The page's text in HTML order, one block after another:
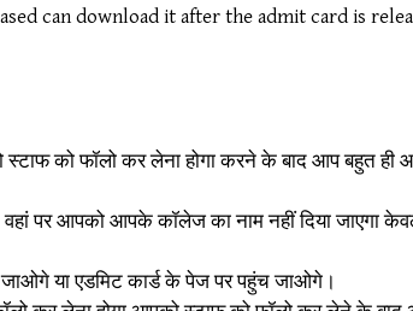
can download it after the admit card is
को फॉलो कर लेना होगा करने के बाद आप बहुत ही
पर आपको आपके कॉलेज का नाम नहीं दिया जाएगा
या एडमिट कार्ड के पेज पर पहुंच जाओगे।